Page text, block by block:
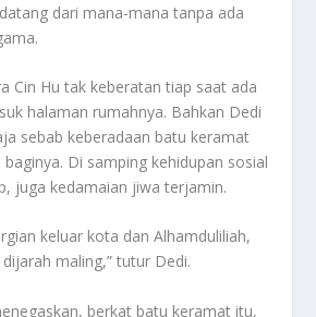
dari mana-mana tanpa ada
Cin Hu tak keberatan tiap saat ada
halaman rumahnya. Bahkan Dedi
sebab keberadaan batu keramat
Di samping kehidupan sosial
juga kedamaian jiwa terjamin.
keluar kota dan Alhamduliliah,
maling,” tutur Dedi.
berkat batu keramat itu,